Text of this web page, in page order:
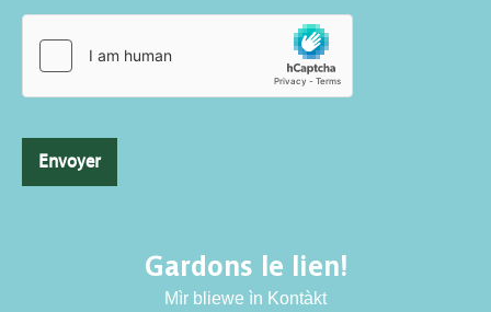
Envoyer
Gardons le lien!
Mìr bliewe ìn Kontàkt